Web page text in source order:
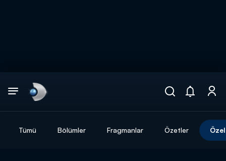
Tümü Bölümler Fragmanlar Özetler